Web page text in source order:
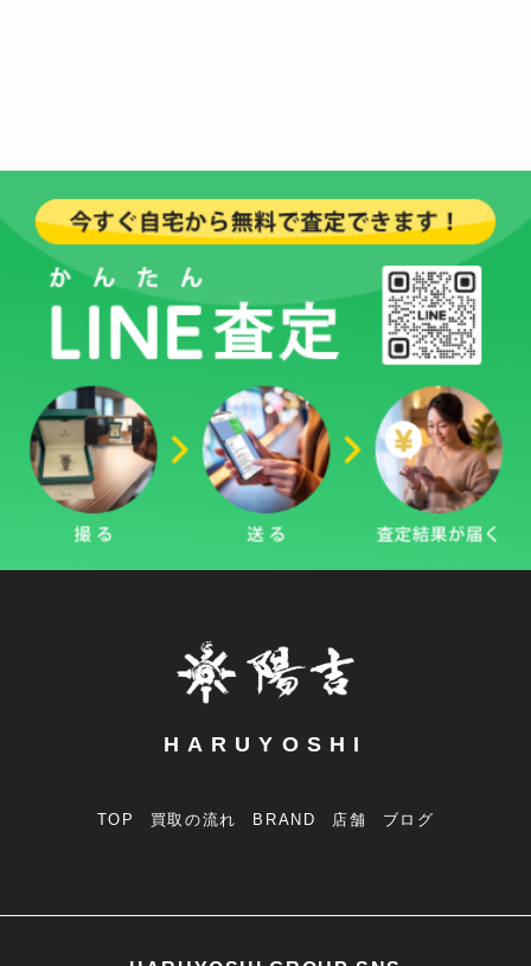
HARUYOSHI
TOP 買取の流れ BRAND 店舗 ブログ